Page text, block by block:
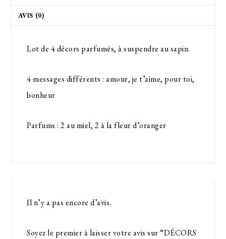
AVIS (0)
Lot de 4 décors parfumés, à suspendre au sapin.
4 messages différents : amour, je t’aime, pour toi,
bonheur
Parfums : 2 au miel, 2 à la fleur d’oranger
Il n’y a pas encore d’avis.
Soyez le premier à laisser votre avis sur “DÉCORS